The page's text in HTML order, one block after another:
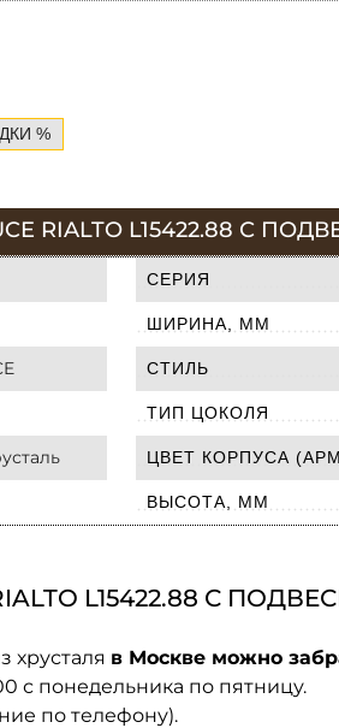
%
RIALTO L15422.88 С
СЕРИЯ
ШИРИНА, ММ
СТИЛЬ
ТИП ЦОКОЛЯ
ЦВЕТ КОРПУСА
ВЫСОТА, ММ
L15422.88 С
хрусталя в Москве можно
с понедельника по пятницу.
по телефону).